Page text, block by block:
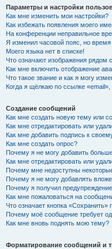
Параметры и настройки
Как мне изменить мои настройки?
Как избежать появления моего
На конференции неправильное
Я изменил часовой пояс, но
Моего языка нет в списке!
Что означают изображения рядом
Как мне включить отображение
Что такое звание и как я могу
Когда я щёлкаю по ссылке
Создание сообщений
Как мне создать новую тему или
Как мне отредактировать или
Как мне добавить подпись к
Как мне создать опрос?
Почему я не могу добавить
Как мне отредактировать или
Почему мне недоступны
Почему я не могу добавлять
Почему я получил
Как мне пожаловаться на
Что означает кнопка
Почему моё сообщение требует
Как мне вновь поднять мою тему?
Форматирование сообщений и